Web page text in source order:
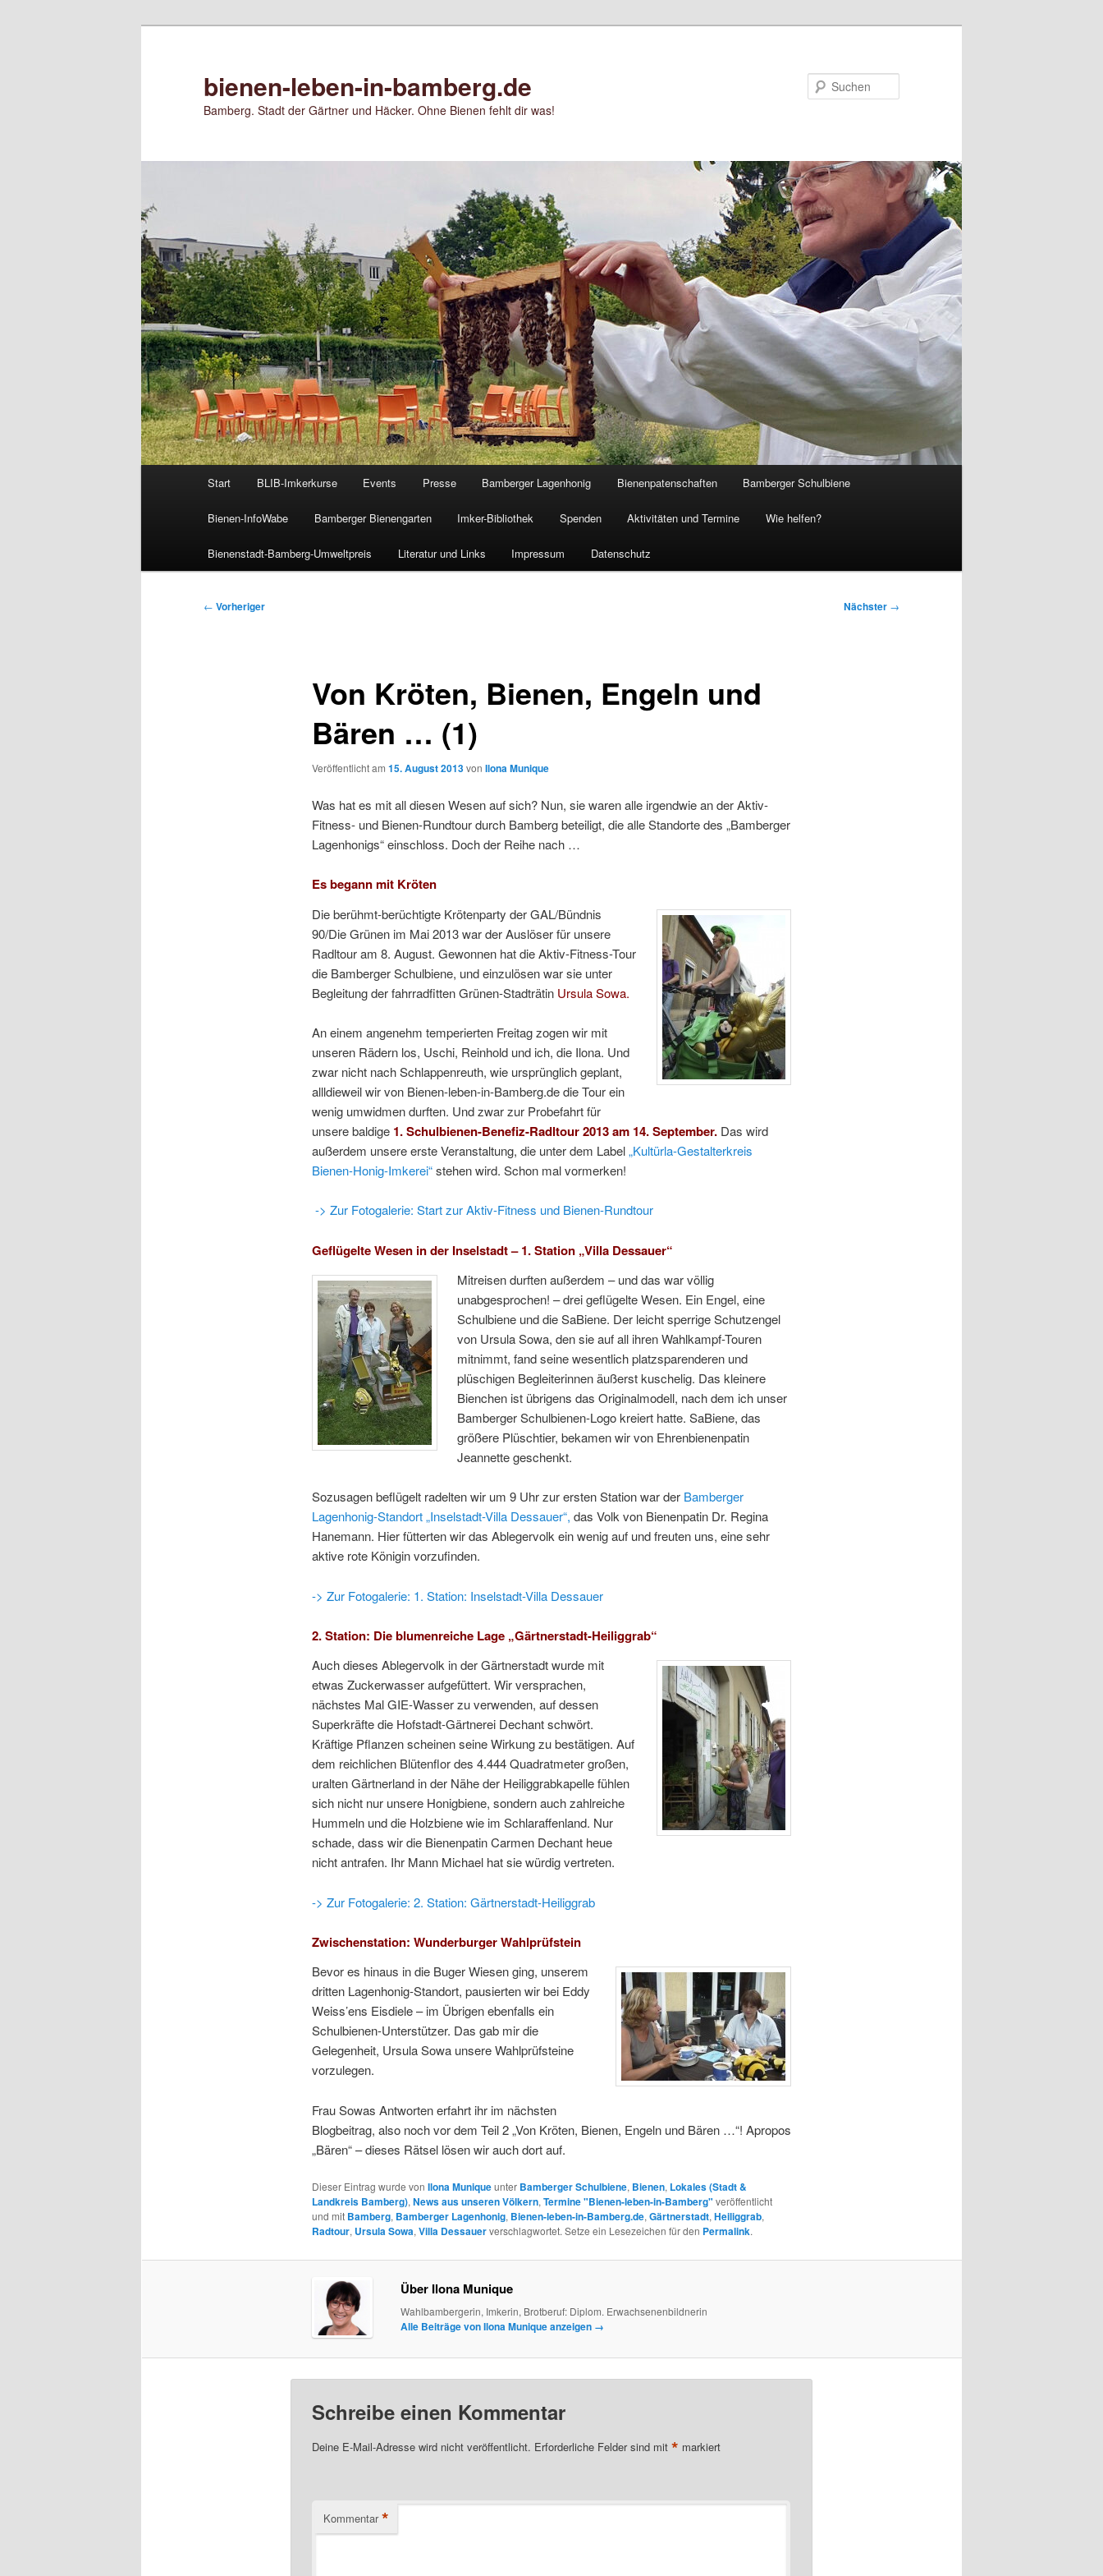
bienen-leben-in-bamberg.de
Bamberg. Stadt der Gärtner und Häcker. Ohne Bienen fehlt dir was!
Start BLIB-Imkerkurse Events Presse Bamberger Lagenhonig Bienenpatenschaften Bamberger Schulbiene
Bienen-InfoWabe Bamberger Bienengarten Imker-Bibliothek Spenden Aktivitäten und Termine Wie helfen?
Bienenstadt-Bamberg-Umweltpreis Literatur und Links Impressum Datenschutz
Beitragsnavigation
← Vorheriger Nächster →
Von Kröten, Bienen, Engeln und
Bären … (1)
Veröffentlicht am 15. August 2013von Ilona Munique
Was hat es mit all diesen Wesen auf sich? Nun, sie waren alle irgendwie an der Aktiv-
Fitness- und Bienen-Rundtour durch Bamberg beteiligt, die alle Standorte des „Bamberger
Lagenhonigs“ einschloss. Doch der Reihe nach …
Es begann mit Kröten
Die berühmt-berüchtigte Krötenparty der GAL/Bündnis
90/Die Grünen im Mai 2013 war der Auslöser für unsere
Radltour am 8. August. Gewonnen hat die Aktiv-Fitness-Tour
die Bamberger Schulbiene, und einzulösen war sie unter
Begleitung der fahrradfitten Grünen-Stadträtin Ursula Sowa.
An einem angenehm temperierten Freitag zogen wir mit
unseren Rädern los, Uschi, Reinhold und ich, die Ilona. Und
zwar nicht nach Schlappenreuth, wie ursprünglich geplant,
allldieweil wir von Bienen-leben-in-Bamberg.de die Tour ein
wenig umwidmen durften. Und zwar zur Probefahrt für
unsere baldige 1.Schulbienen-Benefiz-Radltour 2013 am 14. September.Das wird
außerdem unsere erste Veranstaltung, die unter dem Label„Kultürla-Gestalterkreis
Bienen-Honig-Imkerei“stehen wird. Schon mal vormerken!
-> Zur Fotogalerie: Start zur Aktiv-Fitness und Bienen-Rundtour
Geflügelte Wesen in der Inselstadt – 1. Station „Villa Dessauer“
Mitreisen durften außerdem – und das war völlig
unabgesprochen! – drei geflügelte Wesen. Ein Engel, eine
Schulbiene und die SaBiene. Der leicht sperrige Schutzengel
von Ursula Sowa, den sie auf all ihren Wahlkampf-Touren
mitnimmt, fand seine wesentlich platzsparenderen und
plüschigen Begleiterinnen äußerst kuschelig. Das kleinere
Bienchen ist übrigens das Originalmodell, nach dem ich unser
Bamberger Schulbienen-Logo kreiert hatte. SaBiene, das
größere Plüschtier, bekamen wir von Ehrenbienenpatin
Jeannette geschenkt.
Sozusagen beflügelt radelten wir um 9 Uhr zur ersten Station war der Bamberger
Lagenhonig-Standort „Inselstadt-Villa Dessauer“, das Volk von Bienenpatin Dr. Regina
Hanemann. Hier fütterten wir das Ablegervolk ein wenig auf und freuten uns, eine sehr
aktive rote Königin vorzufinden.
-> Zur Fotogalerie: 1. Station: Inselstadt-Villa Dessauer
2. Station: Die blumenreiche Lage „Gärtnerstadt-Heiliggrab“
Auch dieses Ablegervolk in der Gärtnerstadt wurde mit
etwas Zuckerwasser aufgefüttert. Wir versprachen,
nächstes Mal GIE-Wasser zu verwenden, auf dessen
Superkräfte die Hofstadt-Gärtnerei Dechant schwört.
Kräftige Pflanzen scheinen seine Wirkung zu bestätigen. Auf
dem reichlichen Blütenflor des 4.444 Quadratmeter großen,
uralten Gärtnerland in der Nähe der Heiliggrabkapelle fühlen
sich nicht nur unsere Honigbiene, sondern auch zahlreiche
Hummeln und die Holzbiene wie im Schlaraffenland. Nur
schade, dass wir die Bienenpatin Carmen Dechant heue
nicht antrafen. Ihr Mann Michael hat sie würdig vertreten.
-> Zur Fotogalerie: 2. Station: Gärtnerstadt-Heiliggrab
Zwischenstation: Wunderburger Wahlprüfstein
Bevor es hinaus in die Buger Wiesen ging, unserem
dritten Lagenhonig-Standort, pausierten wir bei Eddy
Weiss’ens Eisdiele – im Übrigen ebenfalls ein
Schulbienen-Unterstützer. Das gab mir die
Gelegenheit, Ursula Sowa unsere Wahlprüfsteine
vorzulegen.
Frau Sowas Antworten erfahrt ihr im nächsten
Blogbeitrag, also noch vor dem Teil 2 „Von Kröten, Bienen, Engeln und Bären …“! Apropos
„Bären“ – dieses Rätsel lösen wir auch dort auf.
Dieser Eintrag wurde von Ilona Muniqueunter Bamberger Schulbiene, Bienen, Lokales (Stadt &
Landkreis Bamberg), News aus unseren Völkern, Termine "Bienen-leben-in-Bamberg" veröffentlicht
und mit Bamberg, Bamberger Lagenhonig, Bienen-leben-in-Bamberg.de, Gärtnerstadt, Heiliggrab,
Radtour, Ursula Sowa, Villa Dessauerverschlagwortet. Setze ein Lesezeichen für den Permalink.
Über Ilona Munique
Wahlbambergerin, Imkerin, Brotberuf: Diplom. Erwachsenenbildnerin
Alle Beiträge von Ilona Munique anzeigen →
Schreibe einen Kommentar
Deine E-Mail-Adresse wird nicht veröffentlicht. Erforderliche Felder sind mit * markiert
Kommentar *